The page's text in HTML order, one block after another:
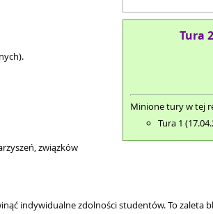
Tura
Minione tury w tej
Tura 1
związków
indywidualne zdolności studentów. To zaleta